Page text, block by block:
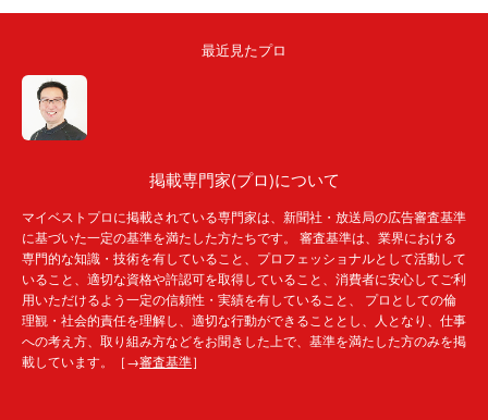
最近見たプロ
掲載専門家(プロ)について
マイベストプロに掲載されている専門家は、新聞社・放送局の広告審査基準
に基づいた一定の基準を満たした方たちです。 審査基準は、業界における
専門的な知識・技術を有していること、プロフェッショナルとして活動して
いること、適切な資格や許認可を取得していること、消費者に安心してご利
用いただけるよう一定の信頼性・実績を有していること、 プロとしての倫
理観・社会的責任を理解し、適切な行動ができることとし、人となり、仕事
への考え方、取り組み方などをお聞きした上で、基準を満たした方のみを掲
載しています。［→審査基準］